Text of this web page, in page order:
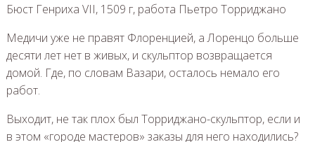
Бюст Генриха VII, 1509 г, работа Пьетро Торриджано
Медичи уже не правят Флоренцией, а Лоренцо больше
десяти лет нет в живых, и скульптор возвращается
домой. Где, по словам Вазари, осталось немало его
работ.
Выходит, не так плох был Торриджано-скульптор, если и
в этом «городе мастеров» заказы для него находились?